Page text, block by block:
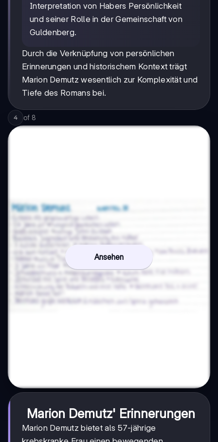
Interpretation von Habers Persönlichkeit
und seiner Rolle in der Gemeinschaft von
Guldenberg.
Durch die Verknüpfung von persönlichen
Erinnerungen und historischem Kontext trägt
Marion Demutz wesentlich zur Komplexität und
Tiefe des Romans bei.
4 of 8
Ansehen
Marion Demutz' Erinnerungen
Marion Demutz bietet als 57-jährige